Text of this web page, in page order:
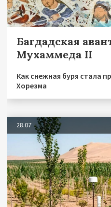
Багдадская
Мухаммеда II
Как снежная буря стала
Хорезма
28.07